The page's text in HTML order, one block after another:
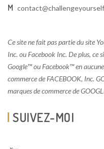
M
Ce site ne fait pas partie du site
Inc. ou Facebook Inc. De plus, ce
Google™ ou Facebook™ en
commerce de FACEBOOK, Inc.
marques de commerce de
SUIVEZ-MOI